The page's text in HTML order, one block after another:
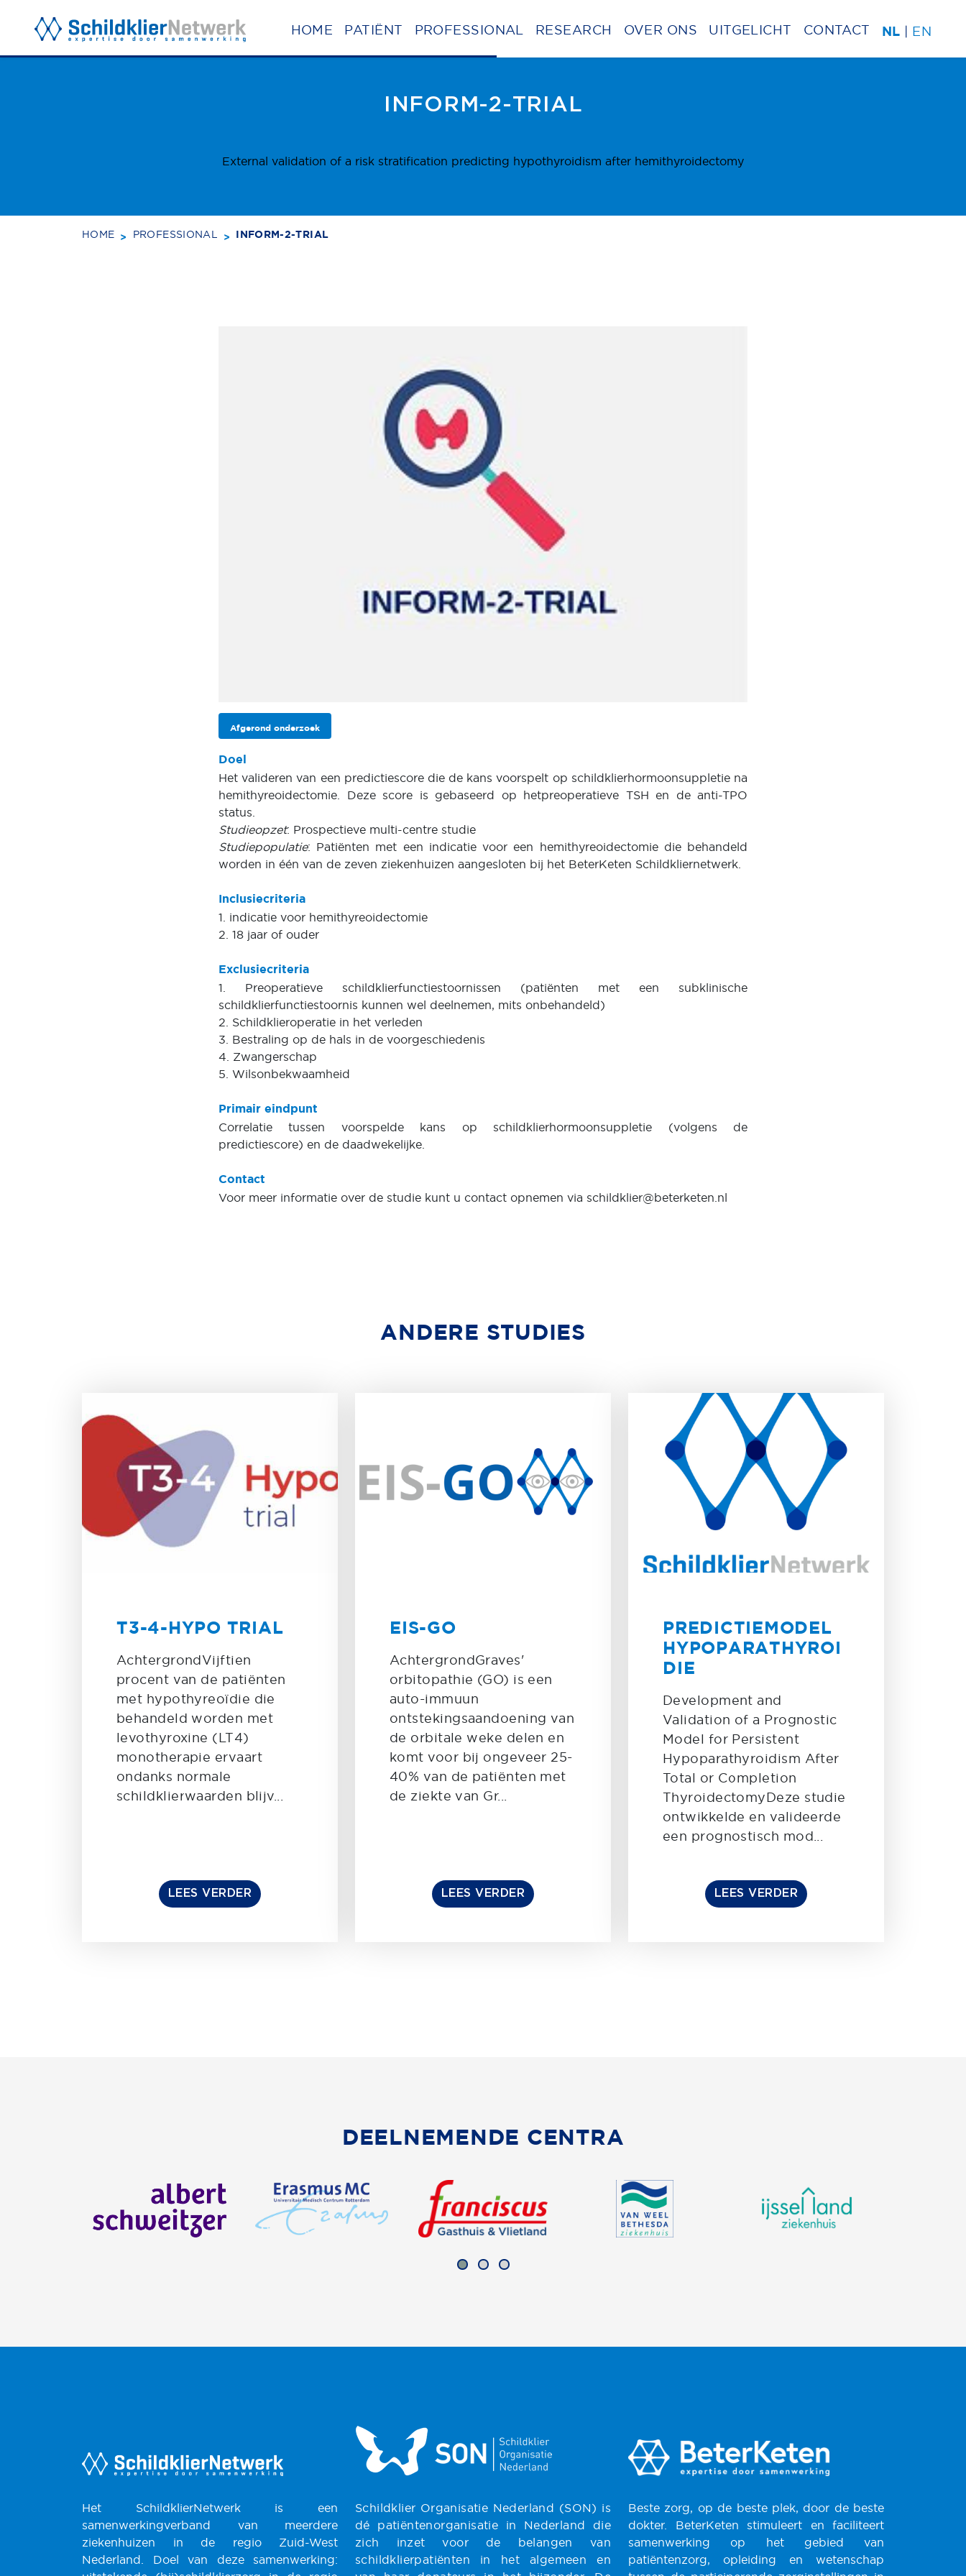
HOME PATIËNT PROFESSIONAL RESEARCH OVER ONS UITGELICHT CONTACT NL EN
INFORM-2-TRIAL
External validation of a risk stratification predicting hypothyroidism after hemithyroidectomy
HOME PROFESSIONAL INFORM-2-TRIAL
Afgerond onderzoek
Doel
Het valideren van een predictiescore die de kans voorspelt op schildklierhormoonsuppletie na
hemithyreoidectomie. Deze score is gebaseerd op hetpreoperatieve TSH en de anti-TPO
status.
Studieopzet: Prospectieve multi-centre studie
Studiepopulatie: Patiënten met een indicatie voor een hemithyreoidectomie die behandeld
worden in één van de zeven ziekenhuizen aangesloten bij het BeterKeten Schildkliernetwerk.
Inclusiecriteria
1. indicatie voor hemithyreoidectomie
2. 18 jaar of ouder
Exclusiecriteria
1. Preoperatieve schildklierfunctiestoornissen (patiënten met een subklinische
schildklierfunctiestoornis kunnen wel deelnemen, mits onbehandeld)
2. Schildklieroperatie in het verleden
3. Bestraling op de hals in de voorgeschiedenis
4. Zwangerschap
5. Wilsonbekwaamheid
Primair eindpunt
Correlatie tussen voorspelde kans op schildklierhormoonsuppletie (volgens de
predictiescore) en de daadwekelijke.
Contact
Voor meer informatie over de studie kunt u contact opnemen via schildklier@beterketen.nl
ANDERE STUDIES
T3-4-HYPO TRIAL
AchtergrondVijftien
procent van de patiënten
met hypothyreoïdie die
behandeld worden met
levothyroxine (LT4)
monotherapie ervaart
ondanks normale
schildklierwaarden blijv...
LEES VERDER
EIS-GO
AchtergrondGraves'
orbitopathie (GO) is een
auto-immuun
ontstekingsaandoening van
de orbitale weke delen en
komt voor bij ongeveer 25-
40% van de patiënten met
de ziekte van Gr...
LEES VERDER
PREDICTIEMODEL
HYPOPARATHYROI
DIE
Development and
Validation of a Prognostic
Model for Persistent
Hypoparathyroidism After
Total or Completion
ThyroidectomyDeze studie
ontwikkelde en valideerde
een prognostisch mod...
LEES VERDER
DEELNEMENDE CENTRA
Het SchildklierNetwerk is een
samenwerkingverband van meerdere
ziekenhuizen in de regio Zuid-West
Nederland. Doel van deze samenwerking:
Schildklier Organisatie Nederland (SON) is
dé patiëntenorganisatie in Nederland die
zich inzet voor de belangen van
schildklierpatiënten in het algemeen en
Beste zorg, op de beste plek, door de beste
dokter. BeterKeten stimuleert en faciliteert
samenwerking op het gebied van
patiëntenzorg, opleiding en wetenschap